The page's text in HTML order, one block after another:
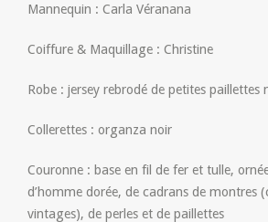
Mannequin : Carla Véranana
Coiffure & Maquillage : Christine
Robe : jersey rebrodé de petites paillettes
Collerettes : organza noir
Couronne : base en fil de fer et tulle,
d’homme dorée, de cadrans de montres
vintages), de perles et de paillettes